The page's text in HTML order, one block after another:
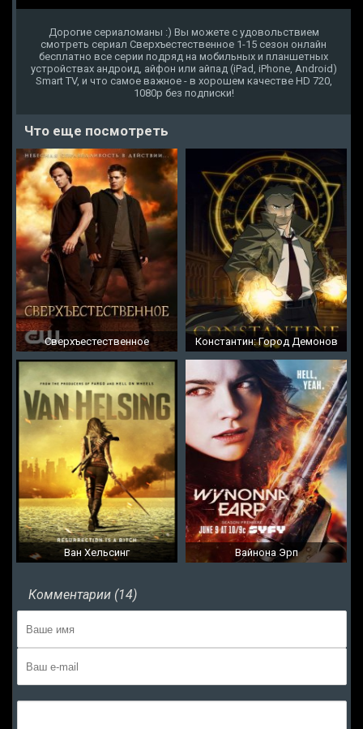
Дорогие сериаломаны :) Вы можете с удовольствием
смотреть сериал Сверхъестественное 1-15 сезон онлайн
бесплатно все серии подряд на мобильных и планшетных
устройствах андроид, айфон или айпад (iPad, iPhone, Android)
Smart TV, и что самое важное - в хорошем качестве HD 720,
1080p без подписки!
Что еще посмотреть
Сверхъестественное Константин: Город Демонов
Ван Хельсинг Вайнона Эрп
Комментарии (14)